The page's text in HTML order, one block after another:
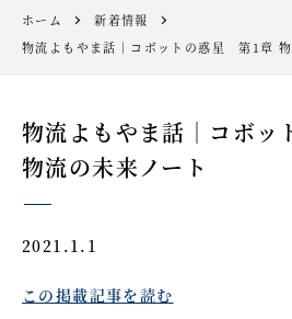
ホーム
新着情報
物流よもやま話｜コボットの惑星 第1章 物
物流よもやま話｜コボ
物流の未来ノート
2021.1.1
この掲載記事を読む